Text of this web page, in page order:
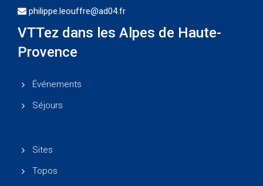
philippe.leouffre@ad04.fr
VTTez dans les Alpes de Haute-
Provence
Événements
Séjours
Sites
Topos